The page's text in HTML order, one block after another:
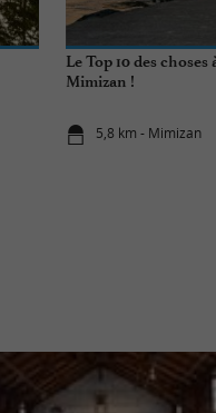
Le Top 10 des
Mimizan !
5,8 km - Mimizan